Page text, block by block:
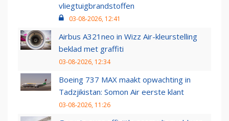
vliegtuigbrandstoffen
03-08-2026, 12:41
Airbus A321neo in Wizz Air-kleurstelling
beklad met graffiti
03-08-2026, 12:34
Boeing 737 MAX maakt opwachting in
Tadzjikistan: Somon Air eerste klant
03-08-2026, 11:26